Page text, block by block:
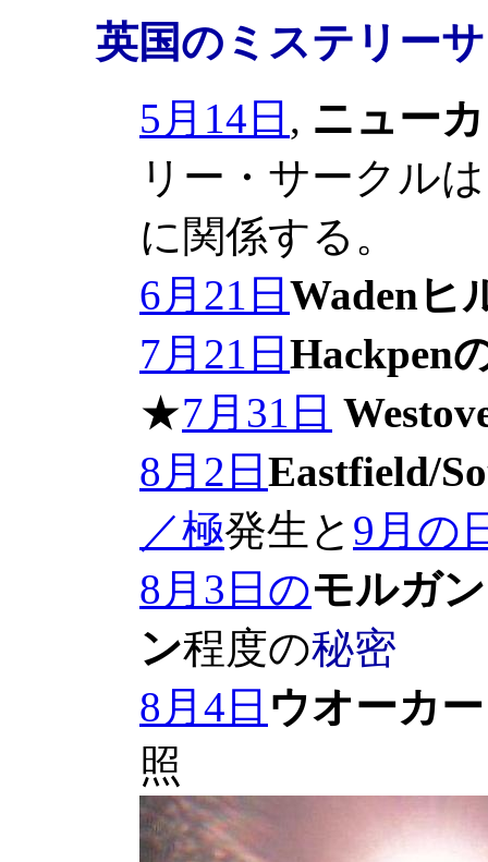
英国のミステリー
5月14日 , ニュー
リー・サークルは
に関係する。
6月21日 Wadenヒ
7月21日 Hackpen
★7月31日
8月2日 Eastfield/
／極発生と 9月の
8月3日のモルガ
ン程度の秘密
8月4日 ウオーカ
照